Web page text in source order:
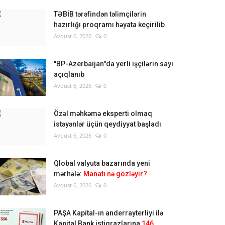
TƏBİB tərəfindən təlimçilərin
hazırlığı proqramı həyata keçirilib
Avqust 6, 2026 0
"BP-Azerbaijan"da yerli işçilərin sayı
açıqlanıb
Avqust 6, 2026 0
Özəl məhkəmə eksperti olmaq
istəyənlər üçün qeydiyyat başladı
Avqust 6, 2026 0
Qlobal valyuta bazarında yeni
mərhələ: Manatı nə gözləyir?
Avqust 6, 2026 0
PAŞA Kapital-ın anderrayterliyi ilə